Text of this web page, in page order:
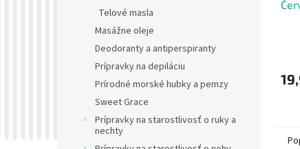
Telové masla
Masážne oleje
Deodoranty a antiperspiranty
Prípravky na depiláciu
Prírodné morské hubky a pemzy
Sweet Grace
Prípravky na starostlivosť o ruky a
nechty